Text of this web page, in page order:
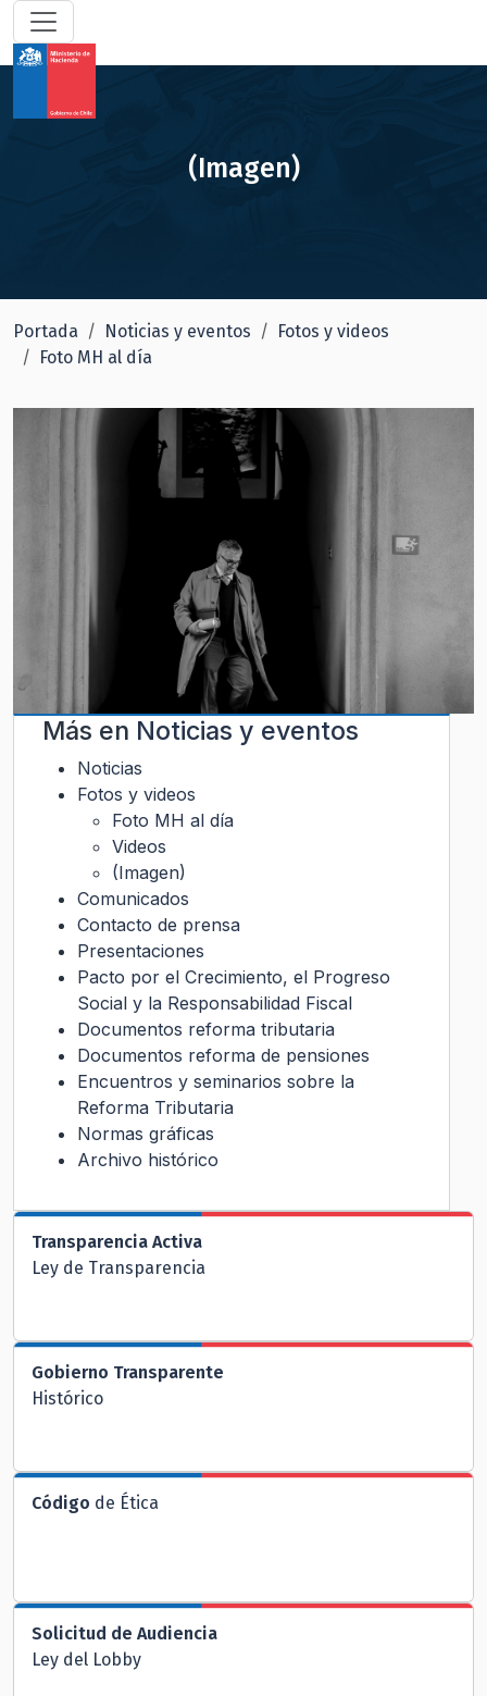
(Imagen)
Portada Noticias y eventos
Fotos y videos
Foto MH al día
Más en Noticias y eventos
Noticias
Fotos y videos
Foto MH al día
Videos
(Imagen)
Comunicados
Contacto de prensa
Presentaciones
Pacto por el Crecimiento, el Progreso
Social y la Responsabilidad Fiscal
Documentos reforma tributaria
Documentos reforma de pensiones
Encuentros y seminarios sobre la
Reforma Tributaria
Normas gráficas
Archivo histórico
Transparencia Activa
Ley de Transparencia
Gobierno Transparente
Histórico
Código de Ética
Solicitud de Audiencia
Ley del Lobby